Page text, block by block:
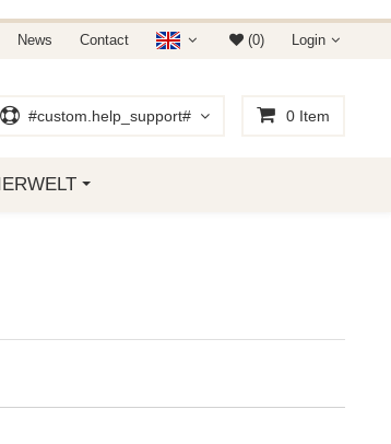
News Contact (0) Login
#custom.help_support# 0Item